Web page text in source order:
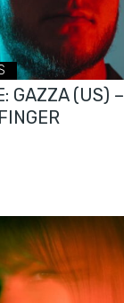
GAZZA (US) –